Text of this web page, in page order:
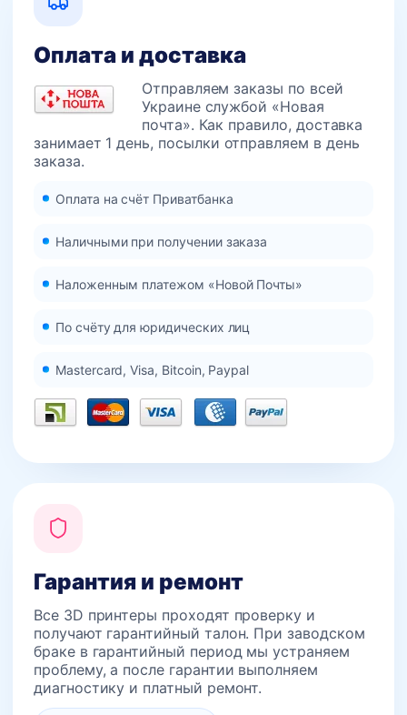
Оплата и доставка
Отправляем заказы по всей
Украине службой «Новая
почта». Как правило, доставка
занимает 1 день, посылки отправляем в день
заказа.
Оплата на счёт Приватбанка
Наличными при получении заказа
Наложенным платежом «Новой Почты»
По счёту для юридических лиц
Mastercard, Visa, Bitcoin, Paypal
Гарантия и ремонт
Все 3D принтеры проходят проверку и
получают гарантийный талон. При заводском
браке в гарантийный период мы устраняем
проблему, а после гарантии выполняем
диагностику и платный ремонт.